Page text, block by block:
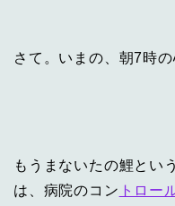
さて。いまの、朝7時の
もうまないたの鯉とい
は、病院のコン トロー